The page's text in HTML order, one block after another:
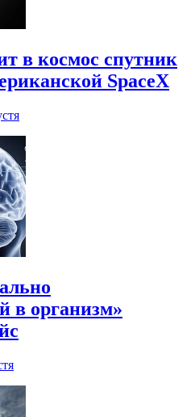
в космос спутник
SpaceX
в организм»